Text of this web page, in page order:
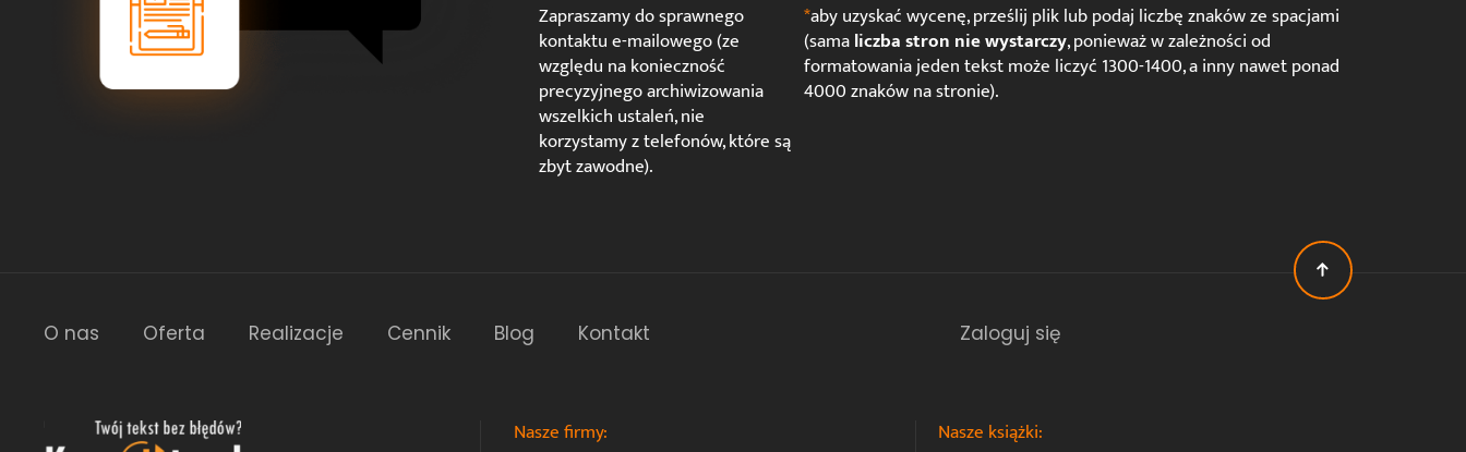
Zapraszamy do sprawnego
kontaktu e-mailowego (ze
względu na konieczność
precyzyjnego archiwizowania
wszelkich ustaleń, nie
korzystamy z telefonów, które są
zbyt zawodne).
*aby uzyskać wycenę, prześlij plik lub podaj liczbę znaków ze spacjami
(samaliczba stron nie wystarczy, ponieważ w zależności od
formatowania jeden tekst może liczyć 1300-1400, a inny nawet ponad
4000 znaków na stronie).
O nas Oferta Realizacje Cennik Blog Kontakt Zaloguj się
Nasze firmy:
Nasze książki: